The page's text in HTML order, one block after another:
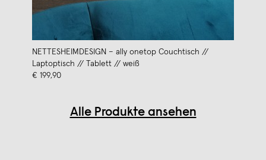
NETTESHEIMDESIGN – ally onetop Couchtisch //
Laptoptisch // Tablett // weiß
€ 199,90
Alle Produkte ansehen